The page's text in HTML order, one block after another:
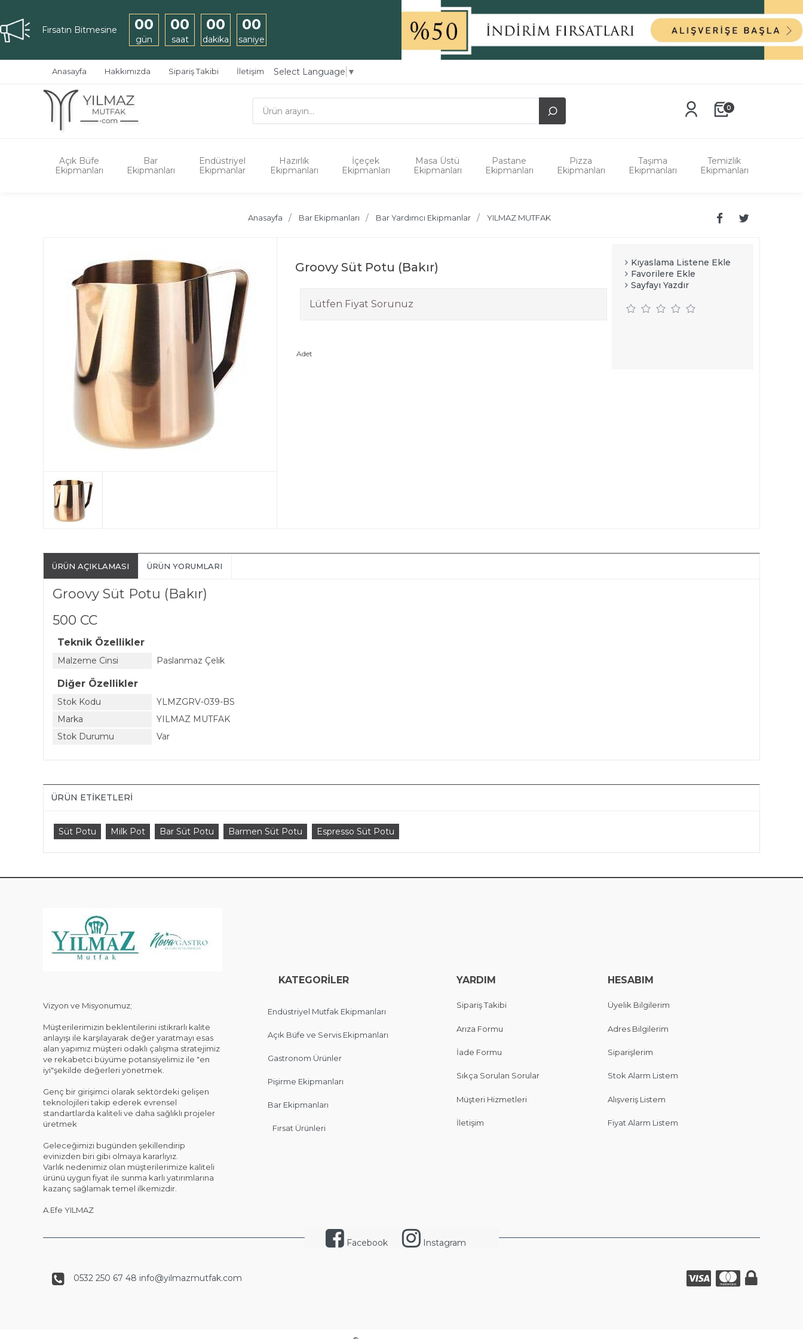
Fırsatın Bitmesine 00
gün
00
saat
00
dakika
00
saniye
Anasayfa Hakkımızda Sipariş Takibi İletişim Select Language ▼
0
Açık Büfe
Ekipmanları
Bar
Ekipmanları
Endüstriyel
Ekipmanlar
Hazırlık
Ekipmanları
İçeçek
Ekipmanları
Masa Üstü
Ekipmanları
Pastane
Ekipmanları
Pizza
Ekipmanları
Taşıma
Ekipmanları
Temizlik
Ekipmanları
Anasayfa Bar Ekipmanları Bar Yardımcı Ekipmanlar YILMAZ MUTFAK
Groovy Süt Potu (Bakır)
Lütfen Fiyat Sorunuz
Adet
Kıyaslama Listene Ekle
Favorilere Ekle
Sayfayı Yazdır
ÜRÜN AÇIKLAMASI ÜRÜN YORUMLARI
Groovy Süt Potu (Bakır)
500 CC
Teknik Özellikler
Malzeme Cinsi Paslanmaz Çelik
Diğer Özellikler
Stok Kodu
YLMZGRV-039-BS
Marka
YILMAZ MUTFAK
Stok Durumu
Var
ÜRÜN ETIKETLERI
Süt Potu Milk Pot Bar Süt Potu Barmen Süt Potu Espresso Süt Potu
Vizyon ve Misyonumuz;
Müşterilerimizin beklentilerini istikrarlı kalite
anlayışı ile karşılayarak değer yaratmayı esas
alan yapımız müşteri odaklı çalışma stratejimiz
ve rekabetci büyüme potansiyelimiz ile "en
iyi"şekilde değerleri yönetmek.
Genç bir girişimci olarak sektördeki gelişen
teknolojileri takip ederek evrensel
standartlarda kaliteli ve daha sağlıklı projeler
üretmek
Geleceğimizi bugünden şekillendirip
evinizden biri gibi olmaya kararlıyız.
Varlık nedenimiz olan müşterilerimize kaliteli
ürünü uygun fiyat ile sunma karlı yatırımlarına
kazanç sağlamak temel ilkemizdir.
A.Efe YILMAZ
KATEGORİLER
Endüstriyel Mutfak Ekipmanları
Açık Büfe ve Servis Ekipmanları
Gastronom Ürünler
Pişirme Ekipmanları
Bar Ekipmanları
Fırsat Ürünleri
YARDIM
Sipariş Takibi
Arıza Formu
İade Formu
Sıkça Sorulan Sorular
Müşteri Hizmetleri
İletişim
HESABIM
Üyelik Bilgilerim
Adres Bilgilerim
Siparişlerim
Stok Alarm Listem
Alışveriş Listem
Fiyat Alarm Listem
Facebook Instagram
0532 250 67 48 info@yilmazmutfak.com